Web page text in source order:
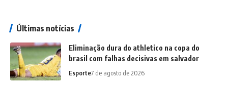
Últimas notícias
Eliminação dura do athletico na copa do
brasil com falhas decisivas em salvador
Esporte7 de agosto de 2026